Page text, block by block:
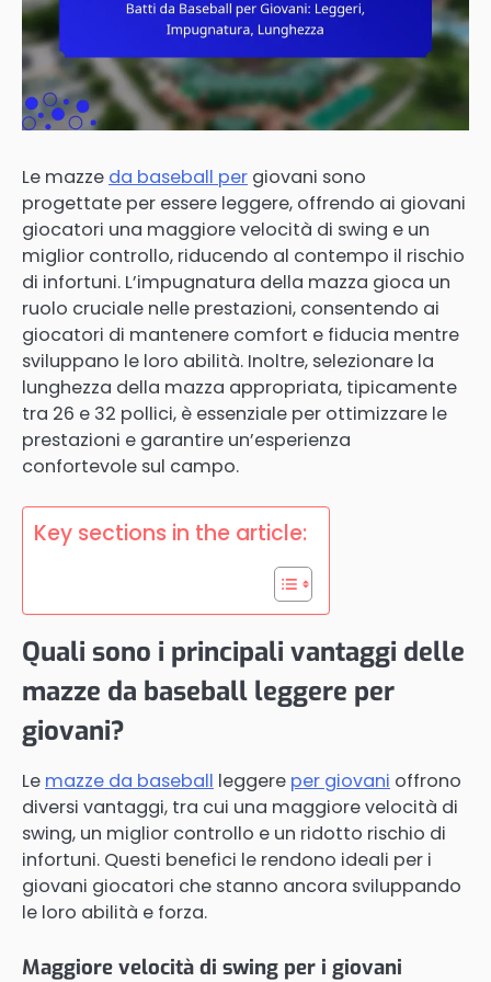
Le mazze da baseball per giovani sono
progettate per essere leggere, offrendo ai giovani
giocatori una maggiore velocità di swing e un
miglior controllo, riducendo al contempo il rischio
di infortuni. L’impugnatura della mazza gioca un
ruolo cruciale nelle prestazioni, consentendo ai
giocatori di mantenere comfort e fiducia mentre
sviluppano le loro abilità. Inoltre, selezionare la
lunghezza della mazza appropriata, tipicamente
tra 26 e 32 pollici, è essenziale per ottimizzare le
prestazioni e garantire un’esperienza
confortevole sul campo.
Key sections in the article:
Quali sono i principali vantaggi delle
mazze da baseball leggere per
giovani?
Le mazze da baseball leggere per giovani offrono
diversi vantaggi, tra cui una maggiore velocità di
swing, un miglior controllo e un ridotto rischio di
infortuni. Questi benefici le rendono ideali per i
giovani giocatori che stanno ancora sviluppando
le loro abilità e forza.
Maggiore velocità di swing per i giovani